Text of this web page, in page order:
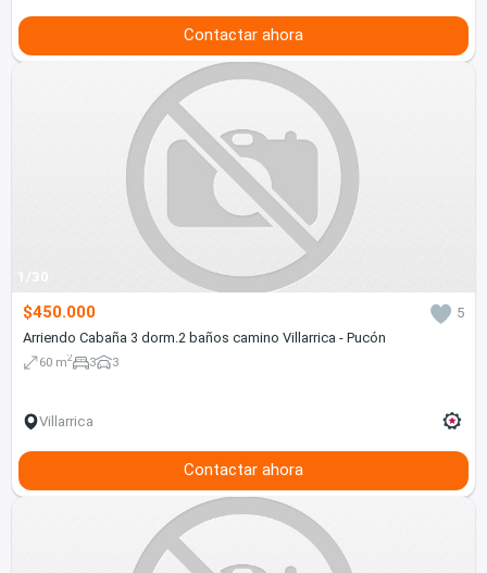
Contactar ahora
1/30
$450.000
5
Arriendo Cabaña 3 dorm.2 baños camino Villarrica - Pucón
60 m2 3 3
Villarrica
Contactar ahora